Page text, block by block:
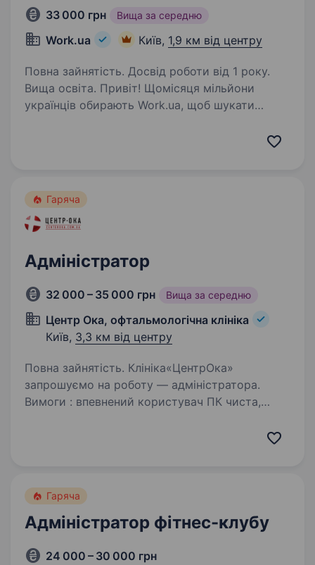
33 000 грн Вища за середню
Work.ua Київ, 1,9 км від центру
Повна зайнятість. Досвід роботи від 1 року.
Вища освіта. Привіт! Щомісяця мільйони
українців обирають Work.ua, щоб шукати
це не лише сервіс, а й команда людей та офіси
Гаряча
Адміністратор
32 000 – 35 000 грн Вища за середню
Центр Ока, офтальмологічна клініка
Київ, 3,3 км від центру
Повна зайнятість. Клініка«ЦентрОка»
запрошуємо на роботу — адміністратора.
Вимоги : впевнений користувач ПК чиста,
Гаряча
Адміністратор фітнес-клубу
24 000 – 30 000 грн